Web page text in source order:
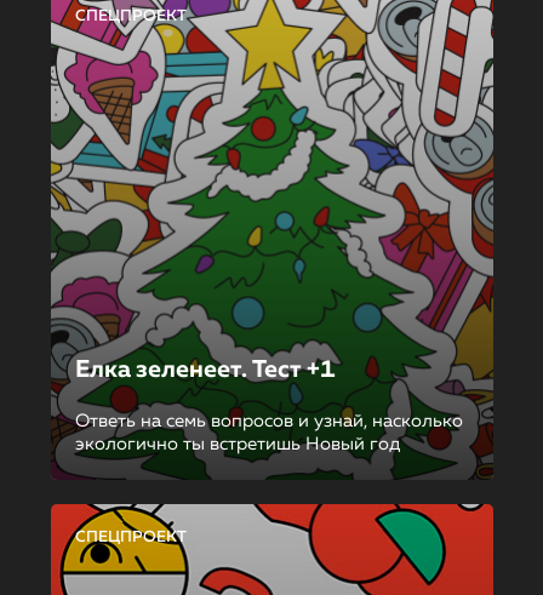
СПЕЦПРОЕКТ
Елка зеленеет. Тест +1
Ответь на семь вопросов и узнай, насколько
экологично ты встретишь Новый год
СПЕЦПРОЕКТ